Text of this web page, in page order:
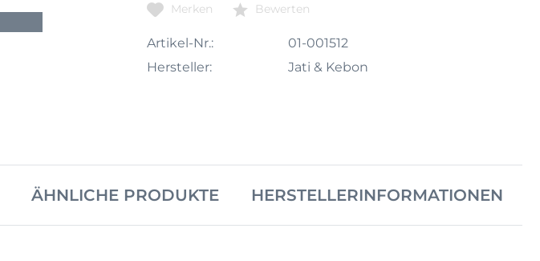
Merken Bewerten
Artikel-Nr.:
01-001512
Hersteller:
Jati & Kebon
ÄHNLICHE PRODUKTE HERSTELLERINFORMATIONEN